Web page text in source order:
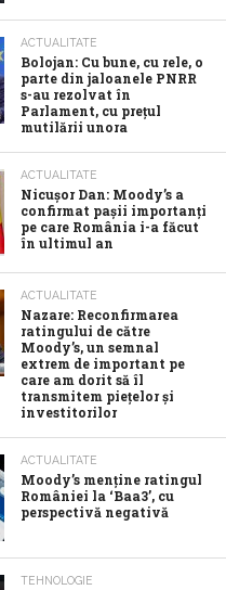
ACTUALITATE
Bolojan: Cu bune, cu rele, o
parte din jaloanele PNRR
s-au rezolvat în
Parlament, cu prețul
mutilării unora
ACTUALITATE
Nicușor Dan: Moody’s a
confirmat pașii importanți
pe care România i-a făcut
în ultimul an
ACTUALITATE
Nazare: Reconfirmarea
ratingului de către
Moody’s, un semnal
extrem de important pe
care am dorit să îl
transmitem piețelor și
investitorilor
ACTUALITATE
Moody’s menține ratingul
României la ‘Baa3’, cu
perspectivă negativă
TEHNOLOGIE